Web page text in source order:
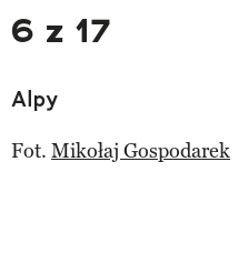
6 z 17
Alpy
Fot. Mikołaj Gospodarek